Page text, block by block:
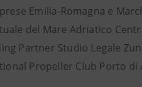
Emilia-Romagna e
del Mare Adriatico
Partner Studio Legale
Propeller Club Porto di